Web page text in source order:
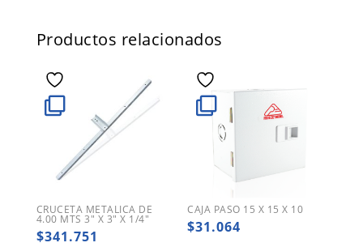
Productos relacionados
CRUCETA METALICA DE
4.00 MTS 3″ X 3″ X 1/4″
$341.751
CAJA PASO 15 X 15 X 10
$31.064